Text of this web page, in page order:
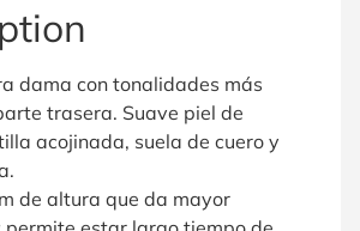
dama con tonalidades más
trasera. Suave piel de
acojinada, suela de cuero y
de altura que da mayor